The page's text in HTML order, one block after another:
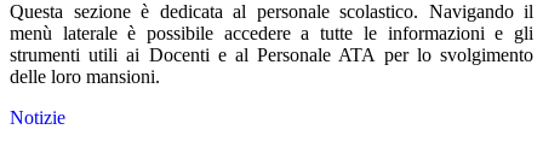
Questa sezione è dedicata al personale scolastico. Navigando il
menù laterale è possibile accedere a tutte le informazioni e gli
strumenti utili ai Docenti e al Personale ATA per lo svolgimento
delle loro mansioni.
Notizie